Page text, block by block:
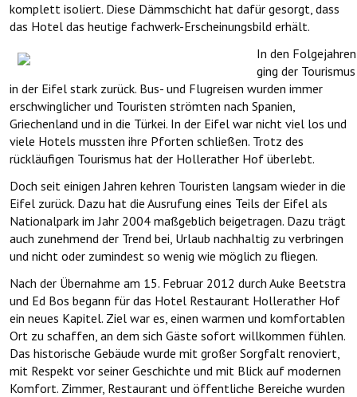
komplett isoliert. Diese Dämmschicht hat dafür gesorgt, dass
das Hotel das heutige fachwerk-Erscheinungsbild erhält.
In den Folgejahren
ging der Tourismus
in der Eifel stark zurück. Bus- und Flugreisen wurden immer
erschwinglicher und Touristen strömten nach Spanien,
Griechenland und in die Türkei. In der Eifel war nicht viel los und
viele Hotels mussten ihre Pforten schließen. Trotz des
rückläufigen Tourismus hat der Hollerather Hof überlebt.
Doch seit einigen Jahren kehren Touristen langsam wieder in die
Eifel zurück. Dazu hat die Ausrufung eines Teils der Eifel als
Nationalpark im Jahr 2004 maßgeblich beigetragen. Dazu trägt
auch zunehmend der Trend bei, Urlaub nachhaltig zu verbringen
und nicht oder zumindest so wenig wie möglich zu fliegen.
Nach der Übernahme am 15. Februar 2012 durch Auke Beetstra
und Ed Bos begann für das Hotel Restaurant Hollerather Hof
ein neues Kapitel. Ziel war es, einen warmen und komfortablen
Ort zu schaffen, an dem sich Gäste sofort willkommen fühlen.
Das historische Gebäude wurde mit großer Sorgfalt renoviert,
mit Respekt vor seiner Geschichte und mit Blick auf modernen
Komfort. Zimmer, Restaurant und öffentliche Bereiche wurden